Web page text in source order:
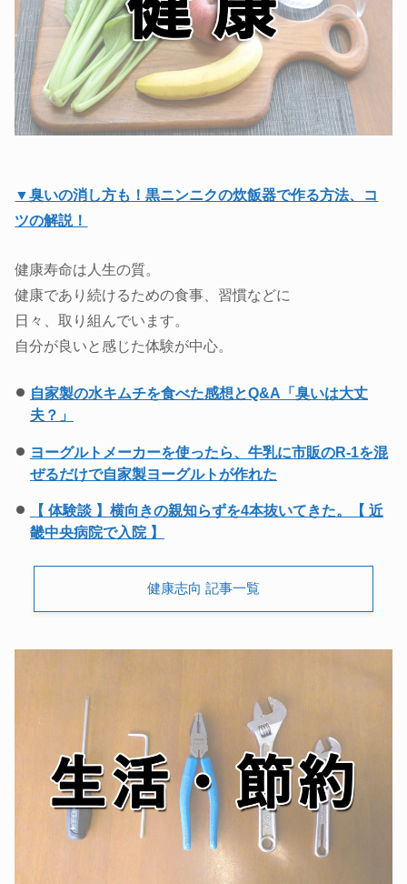
▼臭いの消し方も！黒ニンニクの炊飯器で作る方法、コ
ツの解説！
健康寿命は人生の質。
健康であり続けるための食事、習慣などに
日々、取り組んでいます。
自分が良いと感じた体験が中心。
自家製の水キムチを食べた感想とQ&A「臭いは大丈
夫？」
ヨーグルトメーカーを使ったら、牛乳に市販のR-1を混
ぜるだけで自家製ヨーグルトが作れた
【 体験談 】横向きの親知らずを4本抜いてきた。【 近
畿中央病院で入院 】
健康志向 記事一覧